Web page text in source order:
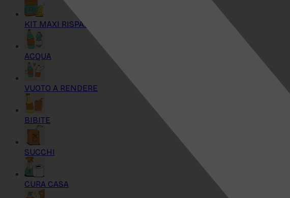
KIT MAXI RISPARMIO
ACQUA
VUOTO A RENDERE
BIBITE
SUCCHI
CURA CASA